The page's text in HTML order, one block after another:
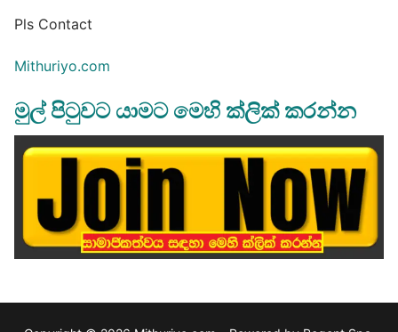
Pls Contact
Mithuriyo.com
මුල් පිටුවට යාමට මෙහි ක්ලික් කරන්න